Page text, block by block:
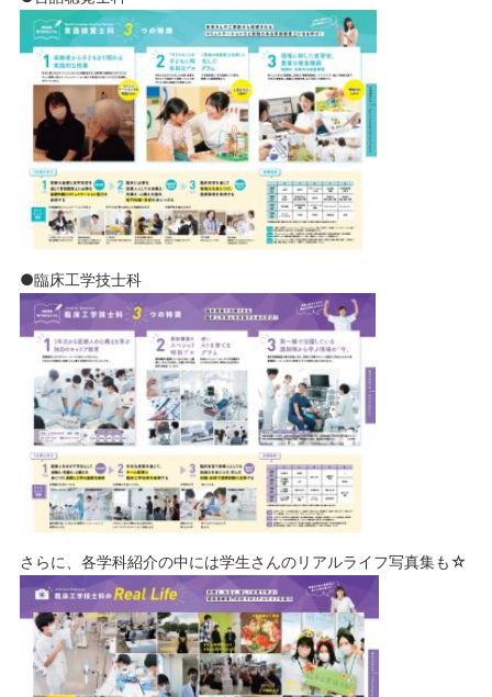
●臨床工学技士科
さらに、各学科紹介の中には学生さんのリアルライフ写真集も☆